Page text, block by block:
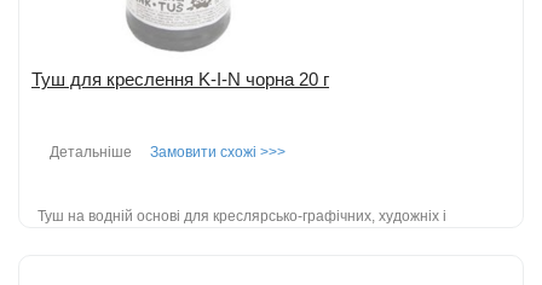
Туш для креслення K-I-N чорна 20 г
Замовити схожі >>>
Детальніше
Туш на водній основі для креслярсько-графічних, художніх і